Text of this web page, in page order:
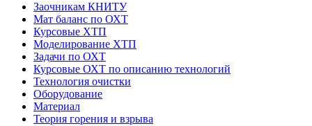
Заочникам КНИТУ
Мат баланс по ОХТ
Курсовые ХТП
Моделирование ХТП
Задачи по ОХТ
Курсовые ОХТ по описанию технологий
Технология очистки
Оборудование
Материал
Теория горения и взрыва